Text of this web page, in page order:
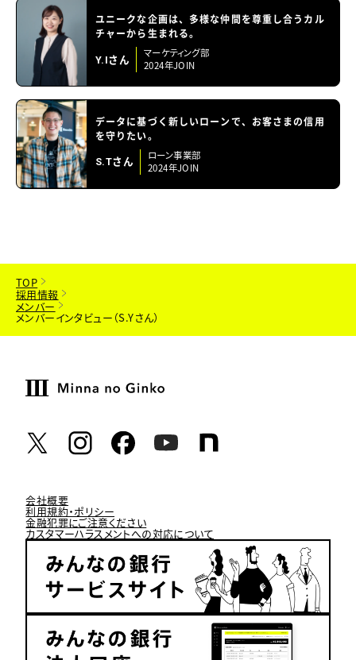
ユニークな企画は、多様な仲間を尊重し合うカル
チャーから生まれる。
Y.Iさん
マーケティング部
2024年JOIN
データに基づく新しいローンで、お客さまの信用
を守りたい。
S.Tさん
ローン事業部
2024年JOIN
TOP
採用情報
メンバー
メンバーインタビュー（S.Yさん）
会社概要
利用規約・ポリシー
金融犯罪にご注意ください
カスタマーハラスメントへの対応について